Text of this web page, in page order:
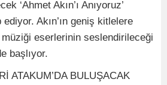
‘Ahmet Akın’ı Anıyoruz’
Akın’ın geniş kitlelere
eserlerinin seslendirileceği
başlıyor.
ATAKUM’DA BULUŞACAK